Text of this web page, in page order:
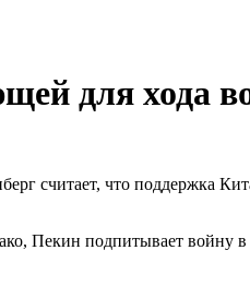
для хода
считает, что поддержка
Пекин подпитывает войну